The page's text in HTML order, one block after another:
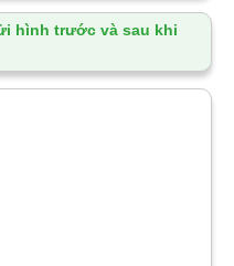
hình trước và sau khi